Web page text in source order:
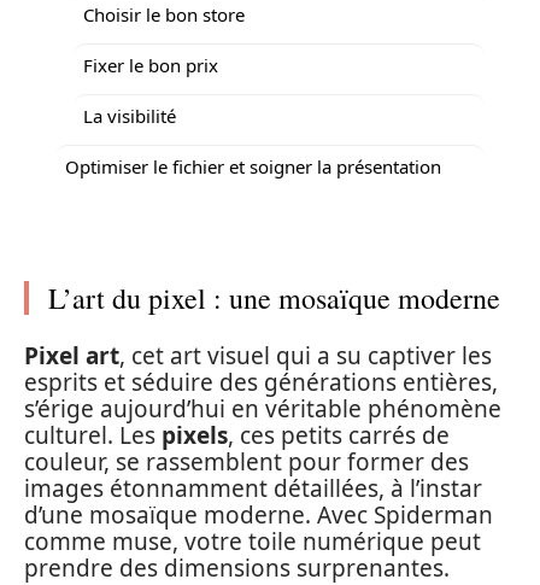
Choisir le bon store
Fixer le bon prix
La visibilité
Optimiser le fichier et soigner la présentation
L’art du pixel : une mosaïque moderne
Pixel art, cet art visuel qui a su captiver les
esprits et séduire des générations entières,
s’érige aujourd’hui en véritable phénomène
culturel. Les pixels, ces petits carrés de
couleur, se rassemblent pour former des
images étonnamment détaillées, à l’instar
d’une mosaïque moderne. Avec Spiderman
comme muse, votre toile numérique peut
prendre des dimensions surprenantes.